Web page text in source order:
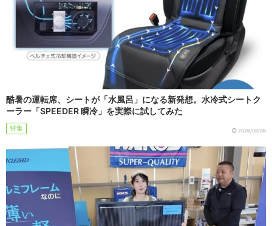
酷暑の運転席、シートが「水風呂」になる新発想。水冷式シートク
ーラー「SPEEDER 瞬冷」を実際に試してみた
特集 2026/08/06